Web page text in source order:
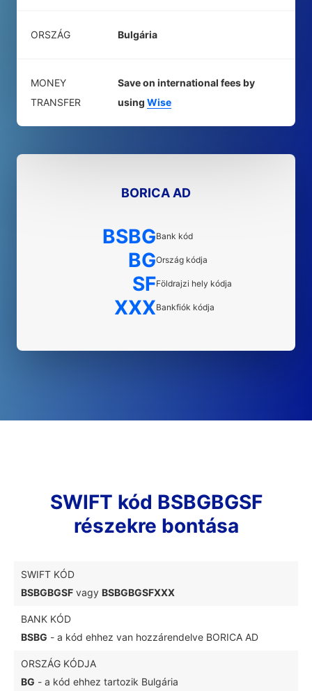
ORSZÁG Bulgária
MONEY
TRANSFER
Save on international fees by
using Wise
BORICA AD
BSBGBank kód
BGOrszág kódja
SFFöldrajzi hely kódja
XXXBankfiók kódja
SWIFT kód BSBGBGSF
részekre bontása
SWIFT KÓD
BSBGBGSF vagy BSBGBGSFXXX
BANK KÓD
BSBG - a kód ehhez van hozzárendelve BORICA AD
ORSZÁG KÓDJA
BG - a kód ehhez tartozik Bulgária